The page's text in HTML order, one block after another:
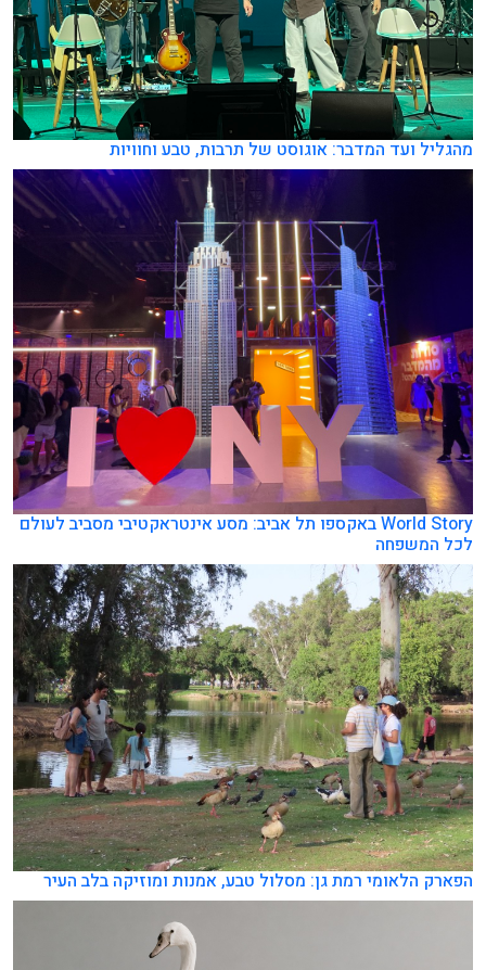
מהגליל ועד המדבר: אוגוסט של תרבות, טבע וחוויות
World Story באקספו תל אביב: מסע אינטראקטיבי מסביב לעולם
לכל המשפחה
הפארק הלאומי רמת גן: מסלול טבע, אמנות ומוזיקה בלב העיר